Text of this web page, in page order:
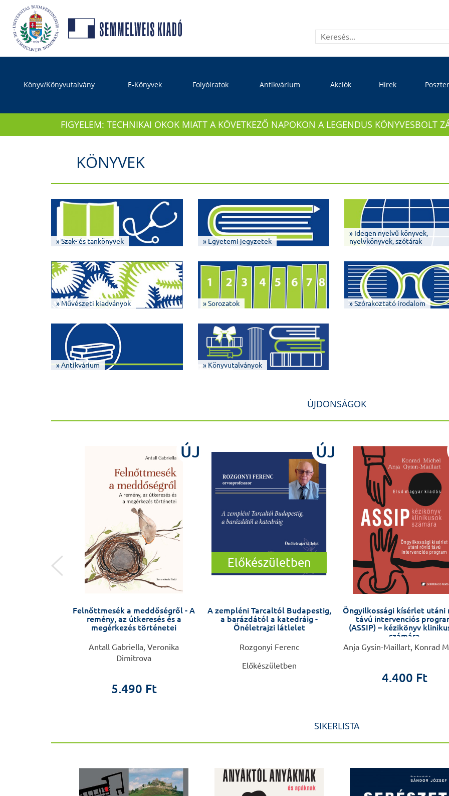
Könyv/Könyvutalvány E-Könyvek Folyóiratok Antikvárium Akciók Hírek
FIGYELEM: TECHNIKAI OKOK MIATT A KÖVETKEZŐ NAPOKON A LEGENDUS KÖNYVESBOLT
KÖNYVEK
» Szak- és tankönyvek » Egyetemi jegyzetek
» Idegen nyelvű könyvek,
nyelvkönyvek, szótárak
» Művészeti kiadványok » Sorozatok » Szórakoztató irodalom
» Antikvárium » Könyvutalványok
ÚJDONSÁGOK
ÚJ
Felnőttmesék a meddőségről - A
remény, az útkeresés és a
megérkezés történetei
Antall Gabriella, Veronika
Dimitrova
5.490 Ft
ÚJ
Előkészületben
A zempléni Tarcaltól Budapestig,
a barázdától a katedráig -
Önéletrajzi látlelet
Rozgonyi Ferenc
Előkészületben
Öngyilkossági kísérlet utáni
távú intervenciós
(ASSIP) – kézikönyv
számára
Anja Gysin-Maillart, Konrad
4.400 Ft
SIKERLISTA